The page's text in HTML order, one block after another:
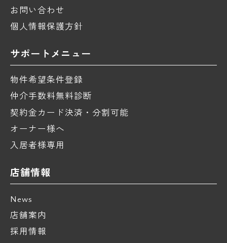
お問い合わせ
個人情報保護方針
サポートメニュー
物件希望条件登録
仲介手数料無料診断
契約金カード決済・分割可能
オーナー様へ
入居者様専用
店舗情報
News
店舗案内
採用情報